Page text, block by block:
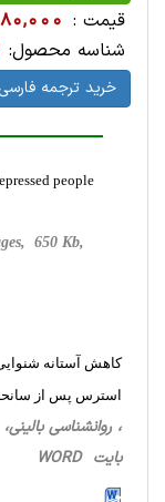
قیمت : 2,080,000
شناسه محصول:
خرید ترجمه
people
650 Kb,
کاهش آستانه
استرس پس از
بایت WORD